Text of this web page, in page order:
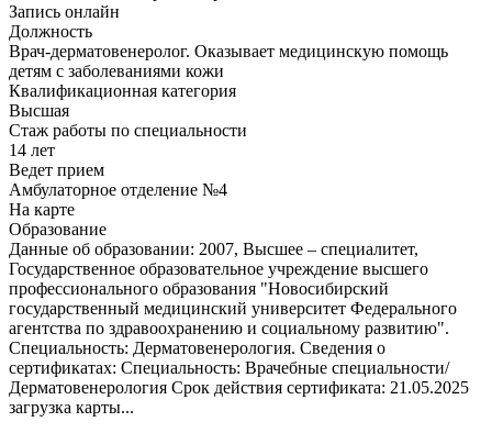
Запись онлайн
Должность
Врач-дерматовенеролог. Оказывает медицинскую помощь
детям с заболеваниями кожи
Квалификационная категория
Высшая
Стаж работы по специальности
14 лет
Ведет прием
Амбулаторное отделение №4
На карте
Образование
Данные об образовании: 2007, Высшее – специалитет,
Государственное образовательное учреждение высшего
профессионального образования "Новосибирский
государственный медицинский университет Федерального
агентства по здравоохранению и социальному развитию".
Специальность: Дерматовенерология. Сведения о
сертификатах: Специальность: Врачебные специальности/
Дерматовенерология Срок действия сертификата: 21.05.2025
загрузка карты...